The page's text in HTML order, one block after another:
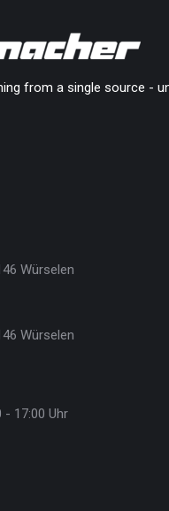
from a single source -
Würselen
Würselen
- 17:00 Uhr